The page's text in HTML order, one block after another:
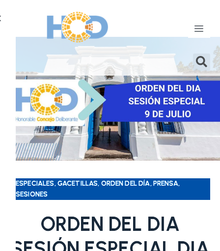
ESPECIALES, GACETILLAS, ORDEN DEL DÍA, PRENSA,
SESIONES
ORDEN DEL DIA